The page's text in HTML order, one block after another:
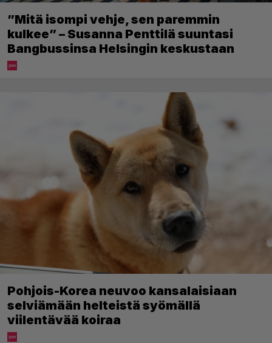
”Mitä isompi vehje, sen paremmin
kulkee” – Susanna Penttilä suuntasi
Bangbussinsa Helsingin keskustaan
Pohjois-Korea neuvoo kansalaisiaan
selviämään helteistä syömällä
viilentävää koiraa